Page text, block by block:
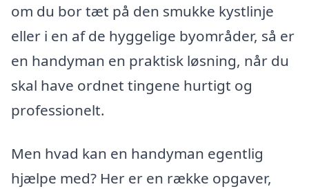
om du bor tæt på den smukke kystlinje
eller i en af de hyggelige byområder, så er
en handyman en praktisk løsning, når du
skal have ordnet tingene hurtigt og
professionelt.
Men hvad kan en handyman egentlig
hjælpe med? Her er en række opgaver,